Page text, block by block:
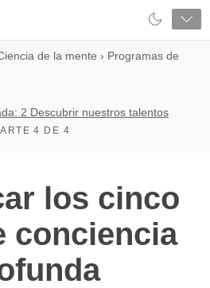
de la mente › Programas de
2 Descubrir nuestros talentos
4 DE 4
los cinco
conciencia